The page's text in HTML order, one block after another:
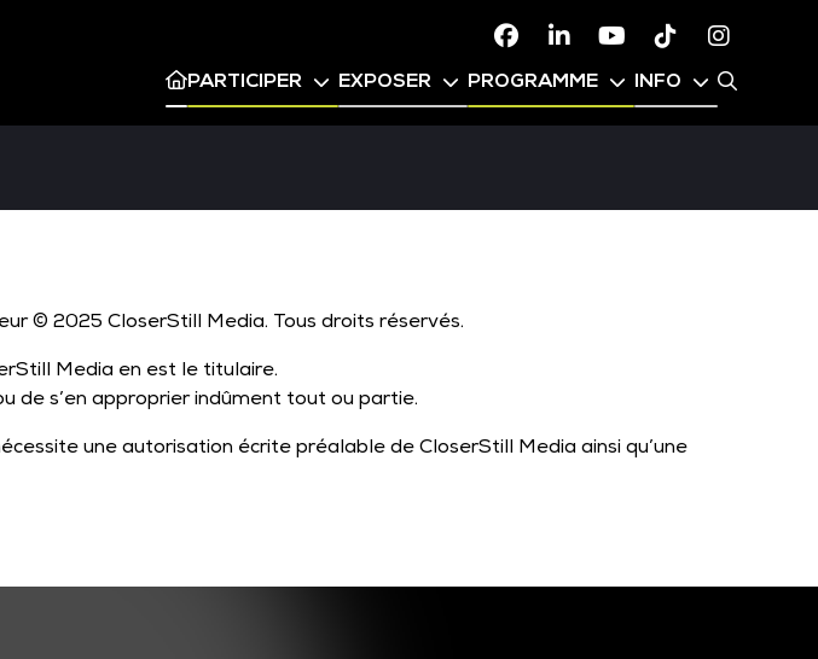
FacebookLinkedinYoutubeTikTok
PARTICIPER EXPOSER PROGRAMME INFO
© 2025 CloserStill Media. Tous droits réservés.
Media en est le titulaire.
de s’en approprier indûment tout ou partie.
une autorisation écrite préalable de CloserStill Media ainsi qu’une